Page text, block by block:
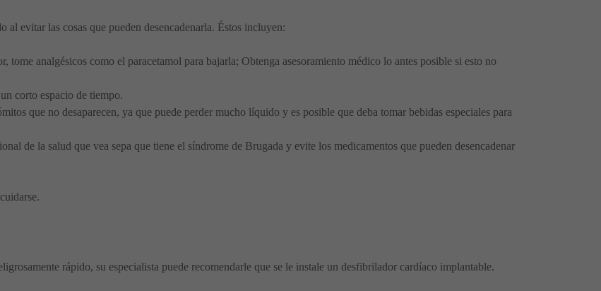
evitar las cosas que pueden desencadenarla. Éstos incluyen:
tome analgésicos como el paracetamol para bajarla; Obtenga asesoramiento médico lo antes posible si esto no
corto espacio de tiempo.
que no desaparecen, ya que puede perder mucho líquido y es posible que deba tomar bebidas especiales para
de la salud que vea sepa que tiene el síndrome de Brugada y evite los medicamentos que pueden desencadenar
rápido, su especialista puede recomendarle que se le instale un desfibrilador cardíaco implantable.